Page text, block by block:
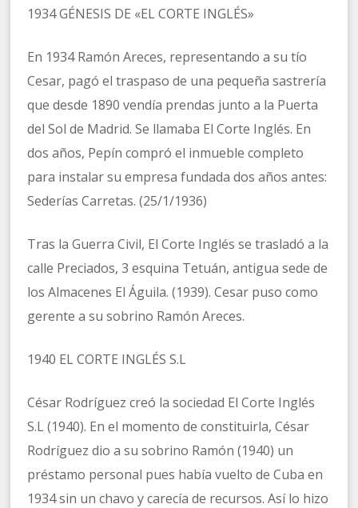
1934 GÉNESIS DE «EL CORTE INGLÉS»
En 1934 Ramón Areces, representando a su tío
Cesar, pagó el traspaso de una pequeña sastrería
que desde 1890 vendía prendas junto a la Puerta
del Sol de Madrid. Se llamaba El Corte Inglés. En
dos años, Pepín compró el inmueble completo
para instalar su empresa fundada dos años antes:
Sederías Carretas. (25/1/1936)
Tras la Guerra Civil, El Corte Inglés se trasladó a la
calle Preciados, 3 esquina Tetuán, antigua sede de
los Almacenes El Águila. (1939). Cesar puso como
gerente a su sobrino Ramón Areces.
1940 EL CORTE INGLÉS S.L
César Rodríguez creó la sociedad El Corte Inglés
S.L (1940). En el momento de constituirla, César
Rodríguez dio a su sobrino Ramón (1940) un
préstamo personal pues había vuelto de Cuba en
1934 sin un chavo y carecía de recursos. Así lo hizo